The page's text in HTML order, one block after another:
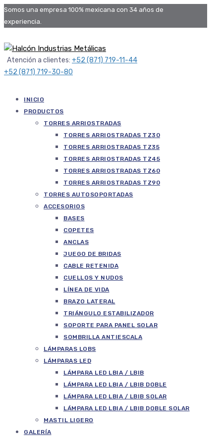
Somos una empresa 100% mexicana con 34 años de
experiencia.
Atención a clientes: +52 (871) 719-11-44
+52 (871) 719-30-80
INICIO
PRODUCTOS
TORRES ARRIOSTRADAS
TORRES ARRIOSTRADAS TZ30
TORRES ARRIOSTRADAS TZ35
TORRES ARRIOSTRADAS TZ45
TORRES ARRIOSTRADAS TZ60
TORRES ARRIOSTRADAS TZ90
TORRES AUTOSOPORTADAS
ACCESORIOS
BASES
COPETES
ANCLAS
JUEGO DE BRIDAS
CABLE RETENIDA
CUELLOS Y NUDOS
LÍNEA DE VIDA
BRAZO LATERAL
TRIÁNGULO ESTABILIZADOR
SOPORTE PARA PANEL SOLAR
SOMBRILLA ANTIESCALA
LÁMPARAS LOBS
LÁMPARAS LED
LÁMPARA LED LBIA / LBIB
LÁMPARA LED LBIA / LBIB DOBLE
LÁMPARA LED LBIA / LBIB SOLAR
LÁMPARA LED LBIA / LBIB DOBLE SOLAR
MASTIL LIGERO
GALERÍA